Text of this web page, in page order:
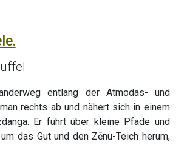
entlang der Atmodas- und
rechts ab und nähert sich in einem
Er führt über kleine Pfade und
das Gut und den Zēnu-Teich herum,